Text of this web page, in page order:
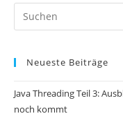
Neueste Beiträge
Java Threading Teil 3:
noch kommt